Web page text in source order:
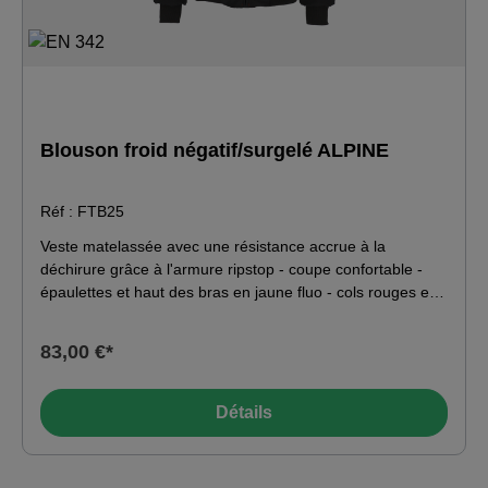
Blouson froid négatif/surgelé ALPINE
Réf : FTB25
Veste matelassée avec une résistance accrue à la
déchirure grâce à l'armure ripstop - coupe confortable -
épaulettes et haut des bras en jaune fluo - cols rouges et
fermeture à glissière frontale intégrale avec protection du
crayons à gauche - poches latérales insérées doublées de
polaire - cale élastique sous les bras - poche sur le bras
avec compartiment à crayons à gauche - matière élastique
83,00 €*
Détails